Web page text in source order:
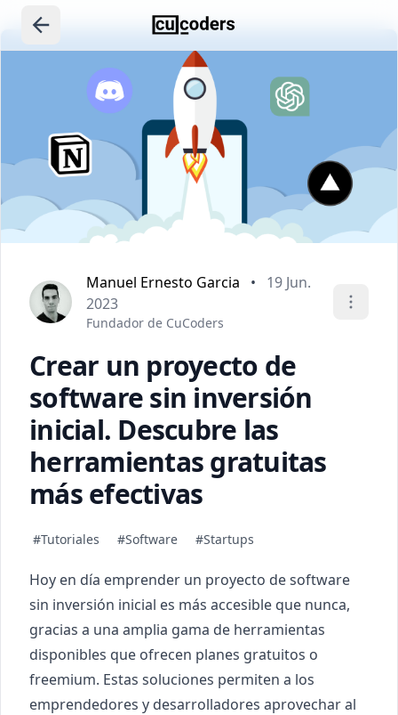
Manuel Ernesto Garcia •
19 Jun.
2023
Fundador de CuCoders
Crear un proyecto de
software sin inversión
inicial. Descubre las
herramientas gratuitas
más efectivas
#Tutoriales #Software #Startups
Hoy en día emprender un proyecto de software
sin inversión inicial es más accesible que nunca,
gracias a una amplia gama de herramientas
disponibles que ofrecen planes gratuitos o
freemium. Estas soluciones permiten a los
emprendedores y desarrolladores aprovechar al